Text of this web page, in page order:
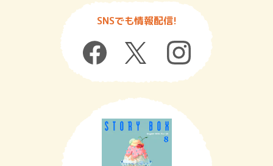
SNSでも情報配信!